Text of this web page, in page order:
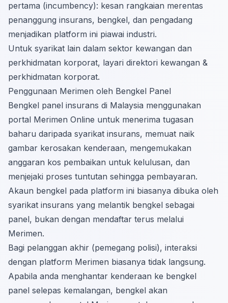
pertama (incumbency): kesan rangkaian merentas
penanggung insurans, bengkel, dan pengadang
menjadikan platform ini piawai industri.
Untuk syarikat lain dalam sektor kewangan dan
perkhidmatan korporat, layari direktori kewangan &
perkhidmatan korporat.
Penggunaan Merimen oleh Bengkel Panel
Bengkel panel insurans di Malaysia menggunakan
portal Merimen Online untuk menerima tugasan
baharu daripada syarikat insurans, memuat naik
gambar kerosakan kenderaan, mengemukakan
anggaran kos pembaikan untuk kelulusan, dan
menjejaki proses tuntutan sehingga pembayaran.
Akaun bengkel pada platform ini biasanya dibuka oleh
syarikat insurans yang melantik bengkel sebagai
panel, bukan dengan mendaftar terus melalui
Merimen.
Bagi pelanggan akhir (pemegang polisi), interaksi
dengan platform Merimen biasanya tidak langsung.
Apabila anda menghantar kenderaan ke bengkel
panel selepas kemalangan, bengkel akan